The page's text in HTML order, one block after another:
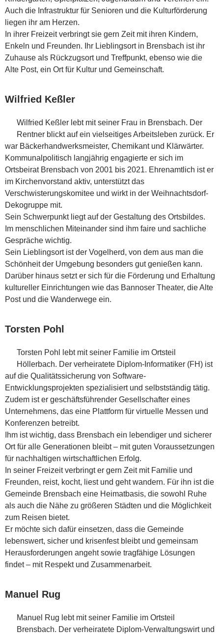
Auch die Infrastruktur für Senioren und die Kulturförderung
liegen ihr am Herzen.
In ihrer Freizeit verbringt sie gern Zeit mit ihren Kindern,
Enkeln und Freunden. Ihr Lieblingsort in Brensbach ist ihr
Zuhause als Rückzugsort und Treffpunkt, ebenso wie die
Alte Post, ein Ort für Kultur und Gemeinschaft.
Wilfried Keßler
Wilfried Keßler lebt mit seiner Frau in Brensbach. Der
Rentner blickt auf ein vielseitiges Arbeitsleben zurück. Er
war Bäckerhandwerksmeister, Chemikant und Klärwärter.
Kommunalpolitisch langjährig engagierte er sich im
Ortsbeirat Brensbach von 2001 bis 2021. Ehrenamtlich ist er
im Kirchenvorstand aktiv, unterstützt das
Verschwisterungskomitee und wirkt in der Weihnachtsdorf-
Dekogruppe mit.
Sein Schwerpunkt liegt auf der Gestaltung des Ortsbildes.
Im menschlichen Miteinander sind ihm faire und sachliche
Gespräche wichtig.
Sein Lieblingsort ist der Vogelherd, von dem aus man die
Schönheit der Umgebung besonders gut genießen kann.
Darüber hinaus setzt er sich für die Förderung und Erhaltung
kultureller Einrichtungen wie das Bannoser Theater, die Alte
Post und die Wanderwege ein.
Torsten Pohl
Torsten Pohl
lebt mit seiner Familie im Ortsteil
Höllerbach. Der verheiratete Diplom-Informatiker (FH) ist
auf die Qualitätssicherung von Software-
Entwicklungsprojekten spezialisiert und selbstständig tätig.
Zudem ist er geschäftsführender Gesellschafter eines
Unternehmens, das eine Plattform für virtuelle Messen und
Konferenzen betreibt.
Ihm ist wichtig, dass Brensbach ein lebendiger und sicherer
Ort für alle Generationen bleibt – mit guten Voraussetzungen
für nachhaltigen wirtschaftlichen Erfolg.
In seiner Freizeit verbringt er gern Zeit mit Familie und
Freunden, reist, kocht, liest und geht wandern. Für ihn ist die
Gemeinde Brensbach eine Heimatbasis, die sowohl Ruhe
als auch die Nähe zu größeren Städten und die Möglichkeit
zum Reisen bietet.
Er möchte sich dafür einsetzen, dass die Gemeinde
lebenswert, sicher und krisenfest bleibt und gemeinsam
Herausforderungen angeht sowie tragfähige Lösungen
findet – mit Respekt und Zusammenarbeit.
Manuel Rug
Manuel Rug lebt mit seiner Familie im Ortsteil
Brensbach. Der verheiratete Diplom-Verwaltungswirt und